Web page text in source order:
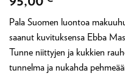
5:stä
asiakkaan
arvotukseen.
Pala Suomen luontoa
saanut kuvituksensa Ebba
Tunne niittyjen ja kukkien
tunnelma ja nukahda